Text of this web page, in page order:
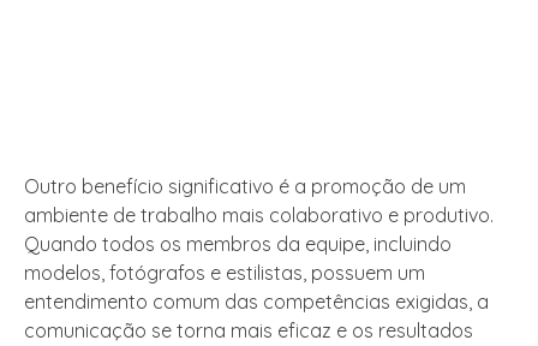
Outro benefício significativo é a promoção de um
ambiente de trabalho mais colaborativo e produtivo.
Quando todos os membros da equipe, incluindo
modelos, fotógrafos e estilistas, possuem um
entendimento comum das competências exigidas, a
comunicação se torna mais eficaz e os resultados